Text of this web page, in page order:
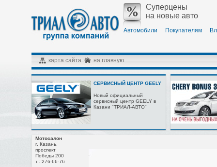
Суперцены
на новые авто
Автомобили Покупателям
карта сайта на главную
СЕРВИСНЫЙ ЦЕНТР GEELY
Новый официальный
сервисный центр GEELY в
Казани "ТРИАЛ-АВТО"
Мотосалон
г. Казань,
проспект
Победы 200
т.: 276-66-76